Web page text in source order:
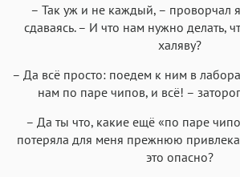
– Так уж и не каждый, – проворчал
сдаваясь. – И что нам нужно делать,
халяву?
– Да всё просто: поедем к ним в
нам по паре чипов, и всё! –
– Да ты что, какие ещё «по паре
потеряла для меня прежнюю
это опасно?